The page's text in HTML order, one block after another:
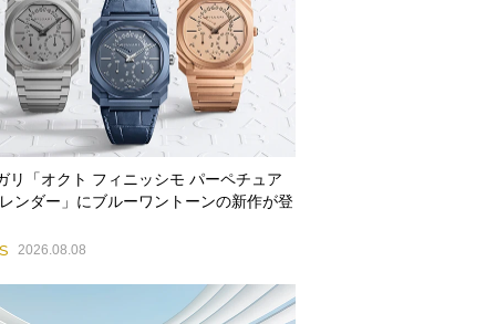
リ「オクト フィニッシモ パーペチュア
ンダー」にブルーワントーンの新作が登
2026.08.08